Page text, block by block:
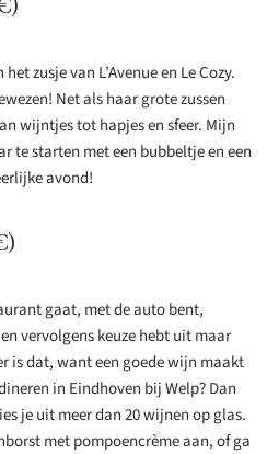
zusje van L’Avenue en Le Cozy.
Net als haar grote zussen
wijntjes tot hapjes en sfeer. Mijn
te starten met een bubbeltje en een
avond!
gaat, met de auto bent,
vervolgens keuze hebt uit maar
is dat, want een goede wijn maakt
in Eindhoven bij Welp? Dan
je uit meer dan 20 wijnen op glas.
met pompoencrème aan, of ga